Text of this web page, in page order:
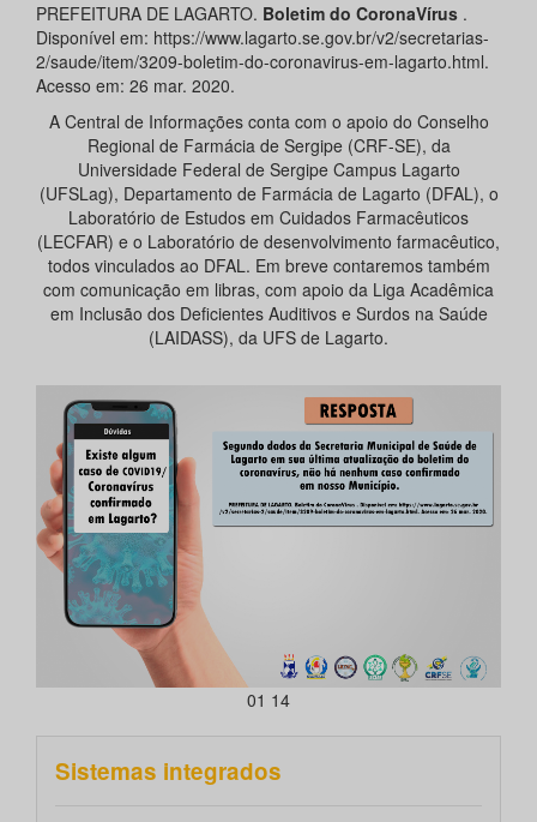
PREFEITURA DE LAGARTO. Boletim do CoronaVírus .
Disponível em: https://www.lagarto.se.gov.br/v2/secretarias-
2/saude/item/3209-boletim-do-coronavirus-em-lagarto.html.
Acesso em: 26 mar. 2020.
A Central de Informações conta com o apoio do Conselho
Regional de Farmácia de Sergipe (CRF-SE), da
Universidade Federal de Sergipe Campus Lagarto
(UFSLag), Departamento de Farmácia de Lagarto (DFAL), o
Laboratório de Estudos em Cuidados Farmacêuticos
(LECFAR) e o Laboratório de desenvolvimento farmacêutico,
todos vinculados ao DFAL. Em breve contaremos também
com comunicação em libras, com apoio da Liga Acadêmica
em Inclusão dos Deficientes Auditivos e Surdos na Saúde
(LAIDASS), da UFS de Lagarto.
01 14
Sistemas integrados